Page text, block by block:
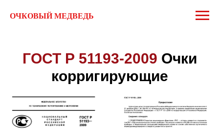
ОЧКОВЫЙ МЕДВЕДЬ
ГОСТ Р 51193-2009 Очки
корригирующие